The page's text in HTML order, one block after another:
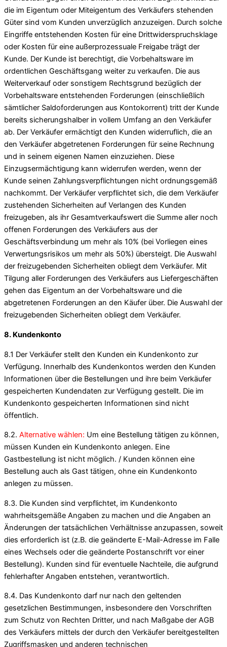
die im Eigentum oder Miteigentum des Verkäufers stehenden
Güter sind vom Kunden unverzüglich anzuzeigen. Durch solche
Eingriffe entstehenden Kosten für eine Drittwiderspruchsklage
oder Kosten für eine außerprozessuale Freigabe trägt der
Kunde. Der Kunde ist berechtigt, die Vorbehaltsware im
ordentlichen Geschäftsgang weiter zu verkaufen. Die aus
Weiterverkauf oder sonstigem Rechtsgrund bezüglich der
Vorbehaltsware entstehenden Forderungen (einschließlich
sämtlicher Saldoforderungen aus Kontokorrent) tritt der Kunde
bereits sicherungshalber in vollem Umfang an den Verkäufer
ab. Der Verkäufer ermächtigt den Kunden widerruflich, die an
den Verkäufer abgetretenen Forderungen für seine Rechnung
und in seinem eigenen Namen einzuziehen. Diese
Einzugsermächtigung kann widerrufen werden, wenn der
Kunde seinen Zahlungsverpflichtungen nicht ordnungsgemäß
nachkommt. Der Verkäufer verpflichtet sich, die dem Verkäufer
zustehenden Sicherheiten auf Verlangen des Kunden
freizugeben, als ihr Gesamtverkaufswert die Summe aller noch
offenen Forderungen des Verkäufers aus der
Geschäftsverbindung um mehr als 10% (bei Vorliegen eines
Verwertungsrisikos um mehr als 50%) übersteigt. Die Auswahl
der freizugebenden Sicherheiten obliegt dem Verkäufer. Mit
Tilgung aller Forderungen des Verkäufers aus Liefergeschäften
gehen das Eigentum an der Vorbehaltsware und die
abgetretenen Forderungen an den Käufer über. Die Auswahl der
freizugebenden Sicherheiten obliegt dem Verkäufer.
8. Kundenkonto
8.1 Der Verkäufer stellt den Kunden ein Kundenkonto zur
Verfügung. Innerhalb des Kundenkontos werden den Kunden
Informationen über die Bestellungen und ihre beim Verkäufer
gespeicherten Kundendaten zur Verfügung gestellt. Die im
Kundenkonto gespeicherten Informationen sind nicht
öffentlich.
8.2. Alternative wählen: Um eine Bestellung tätigen zu können,
müssen Kunden ein Kundenkonto anlegen. Eine
Gastbestellung ist nicht möglich. / Kunden können eine
Bestellung auch als Gast tätigen, ohne ein Kundenkonto
anlegen zu müssen.
8.3. Die Kunden sind verpflichtet, im Kundenkonto
wahrheitsgemäße Angaben zu machen und die Angaben an
Änderungen der tatsächlichen Verhältnisse anzupassen, soweit
dies erforderlich ist (z.B. die geänderte E-Mail-Adresse im Falle
eines Wechsels oder die geänderte Postanschrift vor einer
Bestellung). Kunden sind für eventuelle Nachteile, die aufgrund
fehlerhafter Angaben entstehen, verantwortlich.
8.4. Das Kundenkonto darf nur nach den geltenden
gesetzlichen Bestimmungen, insbesondere den Vorschriften
zum Schutz von Rechten Dritter, und nach Maßgabe der AGB
des Verkäufers mittels der durch den Verkäufer bereitgestellten
Zugriffsmasken und anderen technischen